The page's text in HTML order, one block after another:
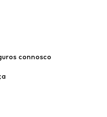
connosco